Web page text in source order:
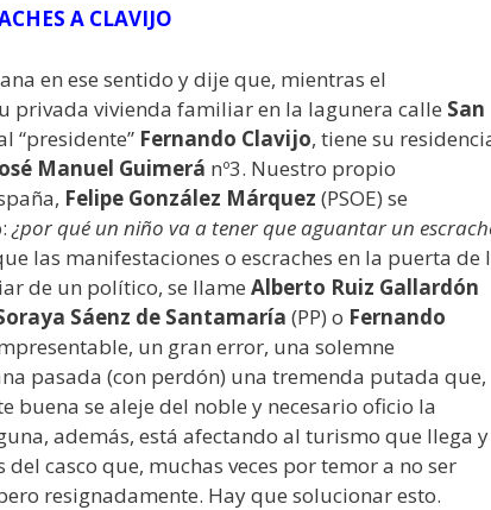
A CLAVIJO
en ese sentido y dije que, mientras el
privada vivienda familiar en la lagunera calle San
“presidente” Fernando Clavijo, tiene su
Manuel Guimerá nº3. Nuestro propio
Felipe González Márquez (PSOE) se
¿por qué un niño va a tener que aguantar un
las manifestaciones o escraches en la puerta de
de un político, se llame Alberto Ruiz Gallardón
Sáenz de Santamaría (PP) o Fernando
un gran error, una solemne
pasada (con perdón) una tremenda putada que,
buena se aleje del noble y necesario oficio la
además, está afectando al turismo que llega y
casco que, muchas veces por temor a no ser
resignadamente. Hay que solucionar esto.